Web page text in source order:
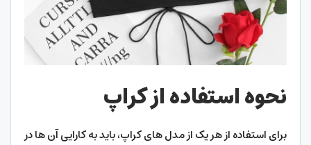
نحوه استفاده از کراپ
برای استفاده از هر یک از مدل های کراپ، باید به کارایی آن ها در